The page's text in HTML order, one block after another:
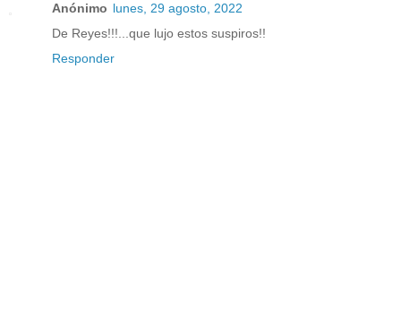
Anónimo lunes, 29 agosto, 2022
De Reyes!!!...que lujo estos suspiros!!
Responder